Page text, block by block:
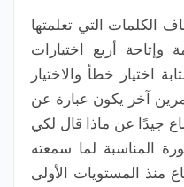
الكلمات التي تعلمتها
أربع اختيارات
اختيار خطأ والاختيار
آخر يكون عبارة عن
جيدًا عن ماذا قال لكي
المناسبة لما سمعته
منذ المستويات الأولى